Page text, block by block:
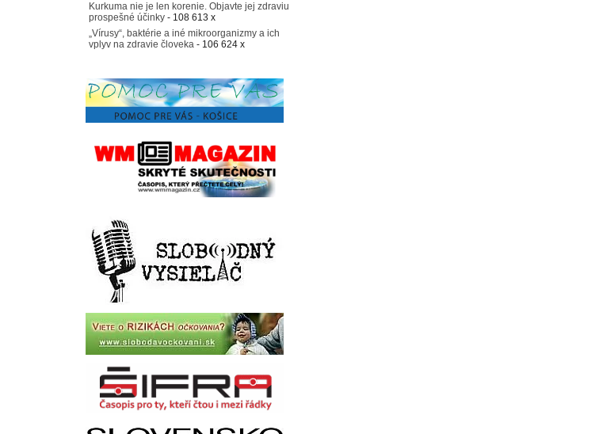
Kurkuma nie je len korenie. Objavte jej zdraviu
prospešné účinky - 108 613 x
„Vírusy“, baktérie a iné mikroorganizmy a ich
vplyv na zdravie človeka - 106 624 x